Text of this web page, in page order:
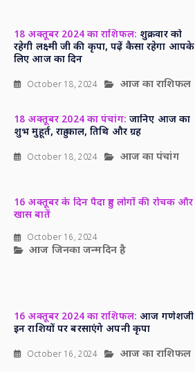
18 अक्तूबर 2024 का राशिफल: शुक्रवार को
रहेगी लक्ष्मी जी की कृपा, पढ़ें कैसा रहेगा आपके
लिए आज का दिन
October 18, 2024 आज का राशिफल
18 अक्तूबर 2024 का पंचांग: जानिए आज का
शुभ मुहूर्त, राहु काल, तिथि और ग्रह
October 18, 2024 आज का पंचांग
16 अक्तूबर के दिन पैदा हुए लोगों की रोचक और
खास बातें
October 16, 2024
आज जिनका जन्मदिन है
16 अक्तूबर 2024 का राशिफल: आज गणेशजी
इन राशियों पर बरसाएंगे अपनी कृपा
October 16, 2024 आज का राशिफल